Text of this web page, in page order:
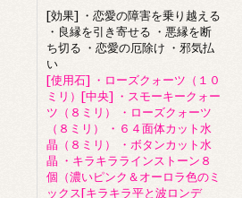
[効果] ・恋愛の障害を乗り越える
・良縁を引き寄せる ・悪縁を断
ち切る ・恋愛の厄除け ・邪気払
い
[使用石] ・ローズクォーツ（１０
ミリ）[中央] ・スモーキークォー
ツ（８ミリ） ・ローズクォーツ
（８ミリ） ・６４面体カット水
晶（８ミリ） ・ボタンカット水
晶 ・キラキララインストーン８
個（濃いピンク＆オーロラ色のミ
ックス[キラキラ平と波ロンデ